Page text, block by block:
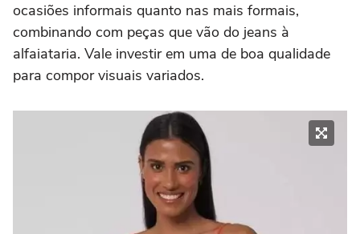
ocasiões informais quanto nas mais formais,
combinando com peças que vão do jeans à
alfaiataria. Vale investir em uma de boa qualidade
para compor visuais variados.